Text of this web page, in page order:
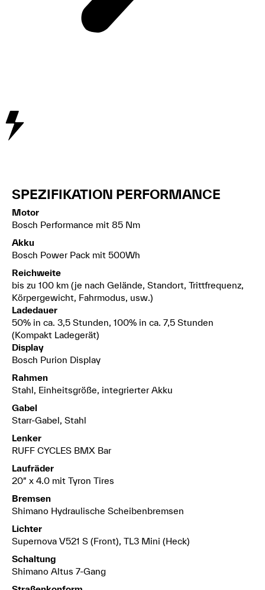
SPEZIFIKATION PERFORMANCE​
Motor
Bosch Performance mit 85 Nm
Akku
Bosch Power Pack mit 500Wh
Reichweite
bis zu 100 km (je nach Gelände, Standort, Trittfrequenz,
Körpergewicht, Fahrmodus, usw.)
Ladedauer
50% in ca. 3,5 Stunden, 100% in ca. 7,5 Stunden
(Kompakt Ladegerät)
Display
Bosch Purion Display
Rahmen
Stahl, Einheitsgröße, integrierter Akku
Gabel
Starr-Gabel, Stahl
Lenker
RUFF CYCLES BMX Bar
Laufräder
20″ x 4.0 mit Tyron Tires
Bremsen
Shimano Hydraulische Scheibenbremsen
Lichter
Supernova V521 S (Front), TL3 Mini (Heck)
Schaltung
Shimano Altus 7-Gang